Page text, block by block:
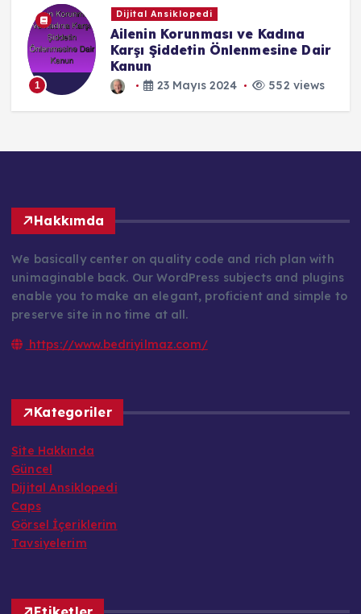
1
Dijital Ansiklopedi
Ailenin Korunması ve Kadına
Karşı Şiddetin Önlenmesine Dair
Kanun
23 Mayıs 2024 552 views
Hakkımda
We basically center on quality code and rich plan with
unimaginable back. Our WordPress subjects and plugins
enable you to make an elegant, proficient and simple to
preserve site in no time at all.
https://www.bedriyilmaz.com/
Kategoriler
Site Hakkında
Güncel
Dijital Ansiklopedi
Caps
Görsel İçeriklerim
Tavsiyelerim